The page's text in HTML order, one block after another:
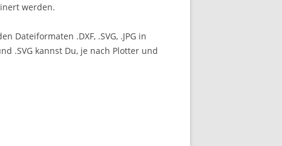
werden.
Dateiformaten .DXF, .SVG, .JPG in
.SVG kannst Du, je nach Plotter und